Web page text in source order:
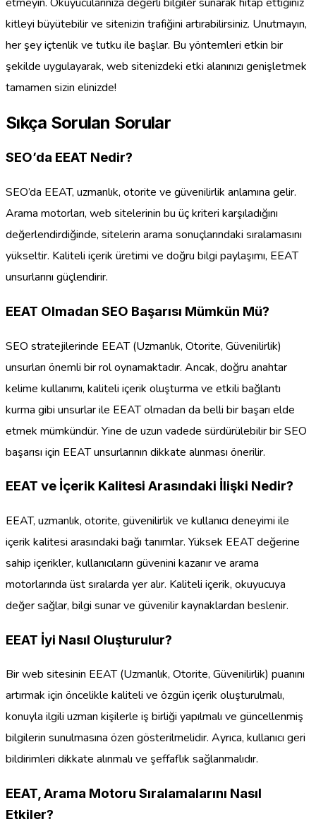
kitleyi büyütebilir ve sitenizin trafiğini artırabilirsiniz. Unutmayın,
her şey içtenlik ve tutku ile başlar. Bu yöntemleri etkin bir
şekilde uygulayarak, web sitenizdeki etki alanınızı genişletmek
tamamen sizin elinizde!
Sıkça Sorulan Sorular
SEO’da EEAT Nedir?
SEO’da EEAT, uzmanlık, otorite ve güvenilirlik anlamına gelir.
Arama motorları, web sitelerinin bu üç kriteri karşıladığını
değerlendirdiğinde, sitelerin arama sonuçlarındaki sıralamasını
yükseltir. Kaliteli içerik üretimi ve doğru bilgi paylaşımı, EEAT
unsurlarını güçlendirir.
EEAT Olmadan SEO Başarısı Mümkün Mü?
SEO stratejilerinde EEAT (Uzmanlık, Otorite, Güvenilirlik)
unsurları önemli bir rol oynamaktadır. Ancak, doğru anahtar
kelime kullanımı, kaliteli içerik oluşturma ve etkili bağlantı
kurma gibi unsurlar ile EEAT olmadan da belli bir başarı elde
etmek mümkündür. Yine de uzun vadede sürdürülebilir bir SEO
başarısı için EEAT unsurlarının dikkate alınması önerilir.
EEAT ve İçerik Kalitesi Arasındaki İlişki Nedir?
EEAT, uzmanlık, otorite, güvenilirlik ve kullanıcı deneyimi ile
içerik kalitesi arasındaki bağı tanımlar. Yüksek EEAT değerine
sahip içerikler, kullanıcıların güvenini kazanır ve arama
motorlarında üst sıralarda yer alır. Kaliteli içerik, okuyucuya
değer sağlar, bilgi sunar ve güvenilir kaynaklardan beslenir.
EEAT İyi Nasıl Oluşturulur?
Bir web sitesinin EEAT (Uzmanlık, Otorite, Güvenilirlik) puanını
artırmak için öncelikle kaliteli ve özgün içerik oluşturulmalı,
konuyla ilgili uzman kişilerle iş birliği yapılmalı ve güncellenmiş
bilgilerin sunulmasına özen gösterilmelidir. Ayrıca, kullanıcı geri
bildirimleri dikkate alınmalı ve şeffaflık sağlanmalıdır.
EEAT, Arama Motoru Sıralamalarını Nasıl
Etkiler?